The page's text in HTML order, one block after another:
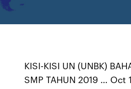
KISI-KISI UN (UNBK)
SMP TAHUN 2019 … Oct